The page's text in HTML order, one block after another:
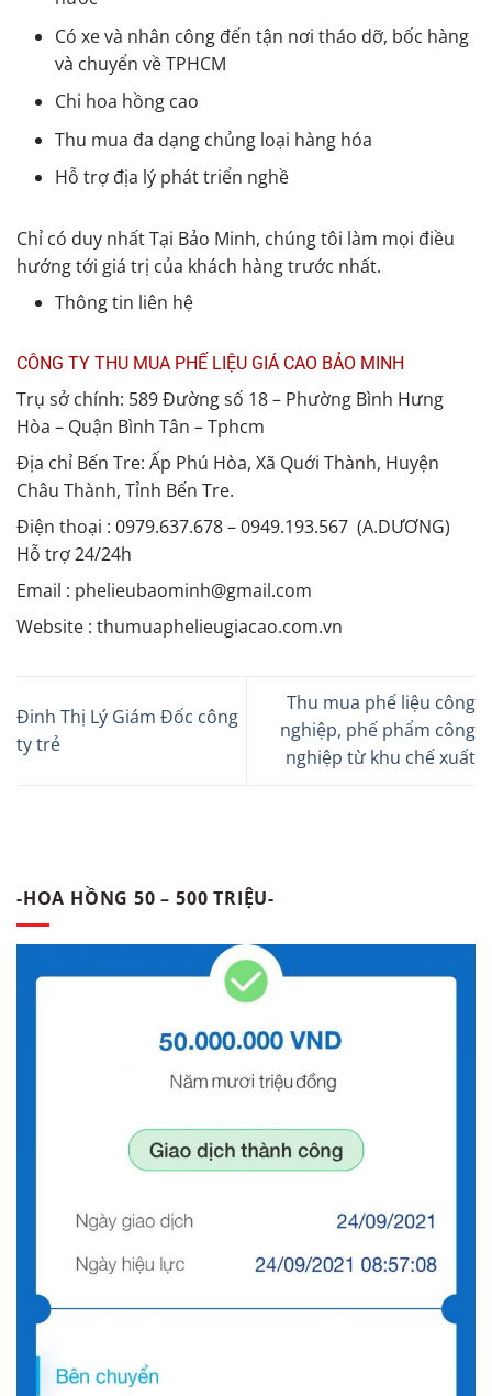
Có xe và nhân công đến tận nơi tháo dỡ, bốc hàng
và chuyển về TPHCM
Chi hoa hồng cao
Thu mua đa dạng chủng loại hàng hóa
Hỗ trợ địa lý phát triển nghề
Chỉ có duy nhất Tại Bảo Minh, chúng tôi làm mọi điều
hướng tới giá trị của khách hàng trước nhất.
Thông tin liên hệ
CÔNG TY THU MUA PHẾ LIỆU GIÁ CAO BẢO MINH
Trụ sở chính: 589 Đường số 18 – Phường Bình Hưng
Hòa – Quận Bình Tân – Tphcm
Địa chỉ Bến Tre: Ấp Phú Hòa, Xã Quới Thành, Huyện
Châu Thành, Tỉnh Bến Tre.
Điện thoại : 0979.637.678 – 0949.193.567 (A.DƯƠNG)
Hỗ trợ 24/24h
Email : phelieubaominh@gmail.com
Website : thumuaphelieugiacao.com.vn
Đinh Thị Lý Giám Đốc công
ty trẻ
Thu mua phế liệu công
nghiệp, phế phẩm công
nghiệp từ khu chế xuất
-HOA HỒNG 50 – 500 TRIỆU-